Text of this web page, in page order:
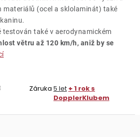
materiálů (ocel a sklolaminát) také
testován také v aerodynamickém
větru až 120 km/h, aniž by se
Záruka 5 let + 1 rok s
DopplerKlubem